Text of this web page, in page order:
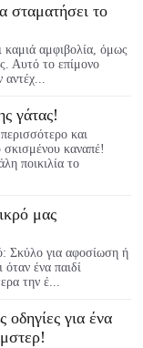
σταματήσει το
καμιά αμφιβολία, όμως
Αυτό το επίμονο
γάτας!
και
σκισμένου καναπέ!
ποικιλία το
μας
Σκύλο για αφοσίωση ή
όταν ένα παιδί
την έ...
για ένα